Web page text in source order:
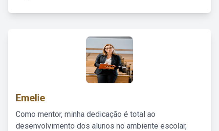
Emelie
Como mentor, minha dedicação é total ao
desenvolvimento dos alunos no ambiente escolar,